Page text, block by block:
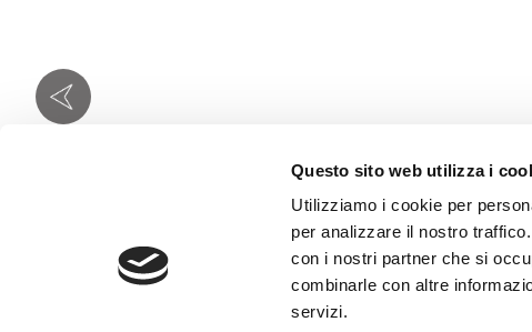
Questo sito web utilizza i
Utilizziamo i cookie per
per analizzare il nostro
con i nostri partner che si
combinarle con altre
servizi.
20135 Milano - Italy